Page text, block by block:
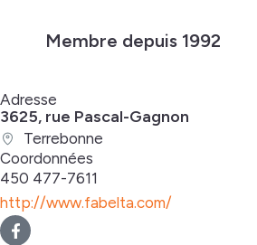
Membre depuis 1992
Adresse
3625, rue Pascal-Gagnon
Terrebonne
Coordonnées
450 477-7611
http://www.fabelta.com/